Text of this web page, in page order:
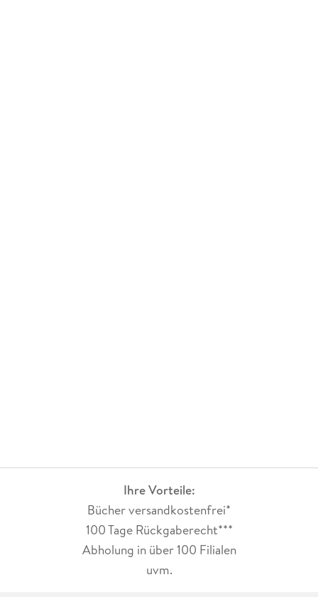
Ihre Vorteile:
Bücher versandkostenfrei*
100 Tage Rückgaberecht***
Abholung in über 100 Filialen
uvm.